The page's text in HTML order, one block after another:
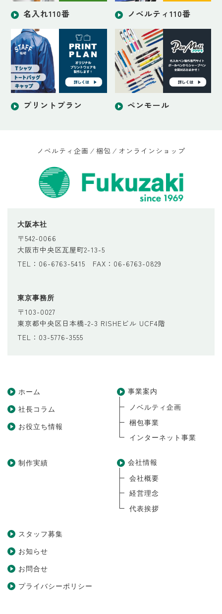
名入れ110番 ノベルティ110番
プリントプラン ペンモール
ノベルティ企画 ⁄ 梱包 ⁄ オンラインショップ
大阪本社
〒542-0066
大阪市中央区瓦屋町2-13-5
TEL：06-6763-5415 FAX：06-6763-0829
東京事務所
〒103-0027
東京都中央区日本橋-2-3 RISHEビル UCF4階
TEL：03-5776-3555
ホーム
社長コラム
お役立ち情報
事業案内
ノベルティ企画
梱包事業
インターネット事業
制作実績
会社情報
会社概要
経営理念
代表挨拶
スタッフ募集
お知らせ
お問合せ
プライバシーポリシー